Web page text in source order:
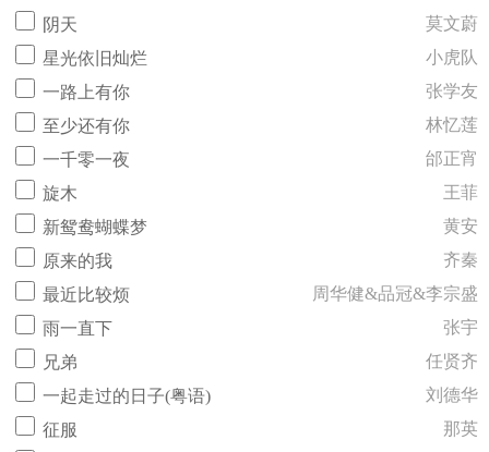
阴天
莫文蔚
星光依旧灿烂
小虎队
一路上有你
张学友
至少还有你
林忆莲
一千零一夜
邰正宵
旋木
王菲
新鸳鸯蝴蝶梦
黄安
原来的我
齐秦
最近比较烦
周华健&品冠&李宗盛
雨一直下
张宇
兄弟
任贤齐
一起走过的日子(粤语)
刘德华
征服
那英